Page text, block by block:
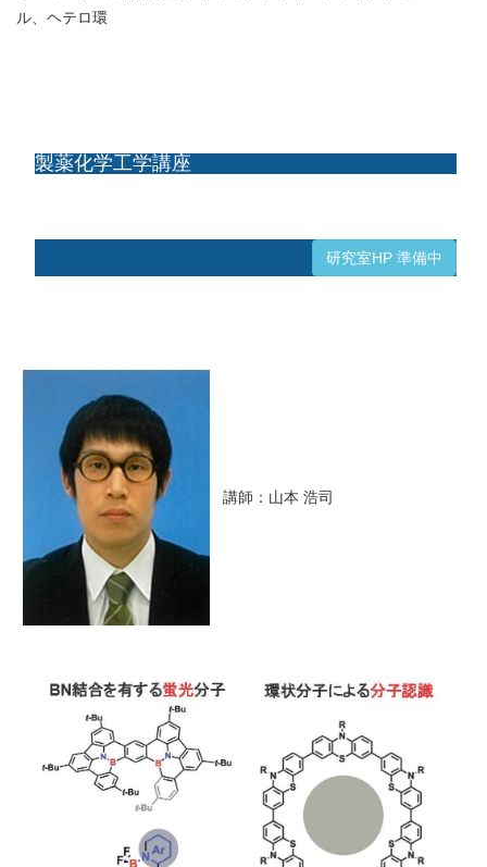
ル、ヘテロ環
製薬化学工学講座
研究室HP 準備中
講師：山本 浩司